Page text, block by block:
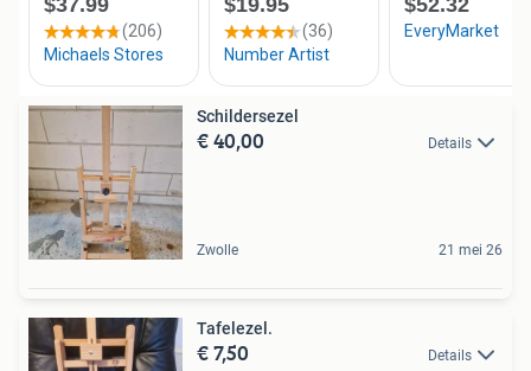
Schildersezel
€ 40,00 Details
Zwolle 21 mei 26
Tafelezel.
€ 7,50 Details